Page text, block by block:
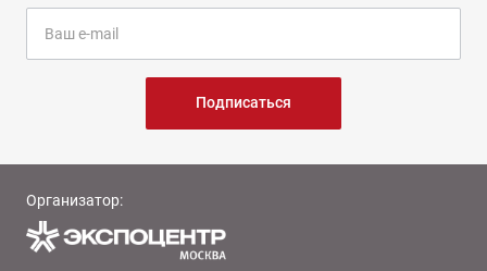
Подписаться
Организатор: